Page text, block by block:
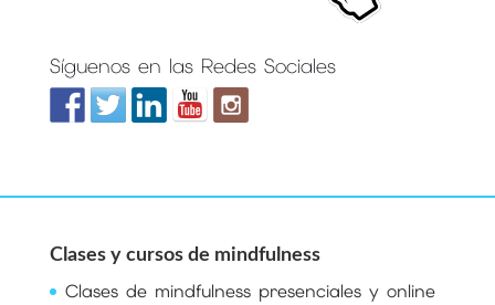
Síguenos en las Redes Sociales
Clases y cursos de mindfulness
Clases de mindfulness presenciales y online